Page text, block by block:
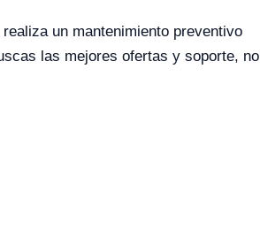
un mantenimiento preventivo
las mejores ofertas y soporte, no